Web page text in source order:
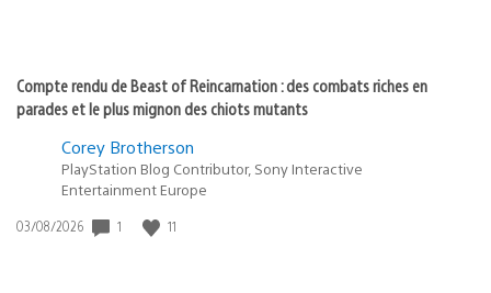
Compte rendu de Beast of Reincarnation : des combats riches en
parades et le plus mignon des chiots mutants
Corey Brotherson
PlayStation Blog Contributor, Sony Interactive
Entertainment Europe
Date
03/08/2026 1 11